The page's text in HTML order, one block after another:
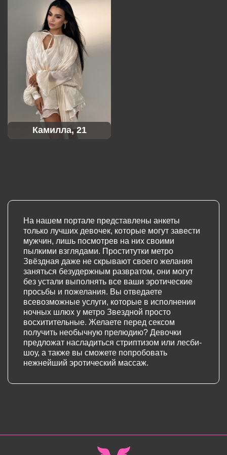
Камилла, 21
На нашем портале представлены анкеты
только лучших девочек, которые могут завести
мужчин, лишь посмотрев на них своими
пылкими взглядами. Проститутки метро
Звёздная даже не скрывают своего желания
заняться безудержным развратом, они могут
без устали выполнять все ваши эротические
просьбы и пожелания. Вы отведаете
всевозможные услуги, которые в исполнении
ночных шлюх у метро Звездной просто
восхитительные. Желаете перед сексом
получить необычную прелюдию? Девочки
предложат насладиться стриптизом или лесби-
шоу, а также вы сможете попробовать
нежнейший эротический массаж.